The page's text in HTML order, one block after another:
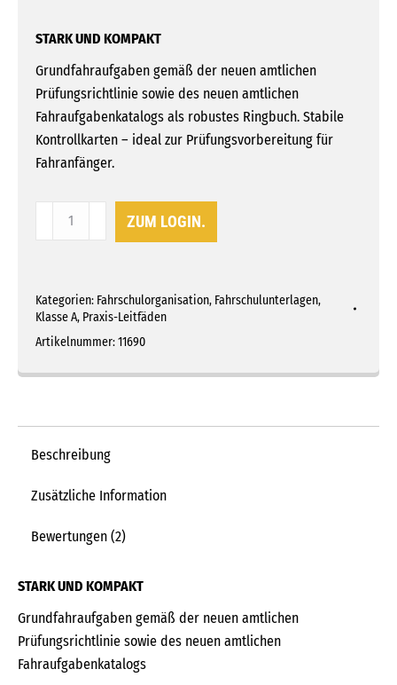
STARK UND KOMPAKT
Grundfahraufgaben gemäß der neuen amtlichen
Prüfungsrichtlinie sowie des neuen amtlichen
Fahraufgabenkatalogs als robustes Ringbuch. Stabile
Kontrollkarten – ideal zur Prüfungsvorbereitung für
Fahranfänger.
Kontrollkärtchen-
und
B
im
Pocket-
ZUM LOGIN.
Kategorien: Fahrschulorganisation, Fahrschulunterlagen,
Klasse A, Praxis-Leitfäden
Artikelnummer:11690
Beschreibung
Zusätzliche Information
Bewertungen (2)
STARK UND KOMPAKT
Grundfahraufgaben gemäß der neuen amtlichen
Prüfungsrichtlinie sowie des neuen amtlichen
Fahraufgabenkatalogs